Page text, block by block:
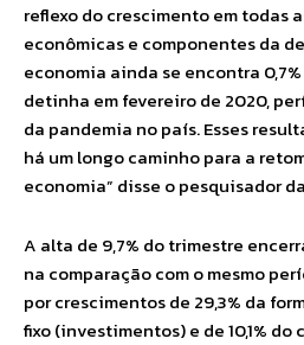
reflexo do crescimento em todas
econômicas e componentes da
economia ainda se encontra
detinha em fevereiro de 2020,
da pandemia no país. Esses
há um longo caminho para a
economia” disse o pesquisador
A alta de 9,7% do trimestre
na comparação com o mesmo
por crescimentos de 29,3% da
fixo (investimentos) e de 10,1%